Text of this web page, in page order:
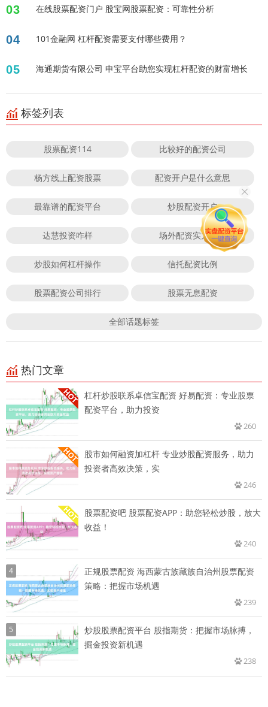
03 在线股票配资门户 股宝网股票配资：可靠性分析
04 101金融网 杠杆配资需要支付哪些费用？
05 海通期货有限公司 申宝平台助您实现杠杆配资的财富增长
标签列表
股票配资114 比较好的配资公司
杨方线上配资股票 配资开户是什么意思
最靠谱的配资平台 炒股配资开户
达慧投资咋样 场外配资实力公司
炒股如何杠杆操作 信托配资比例
股票配资公司排行 股票无息配资
全部话题标签
热门文章
杠杆炒股联系卓信宝配资 好易配资：专业股票
配资平台，助力投资
260
股市如何融资加杠杆 专业炒股配资服务，助力
投资者高效决策，实
246
股票配资吧 股票配资APP：助您轻松炒股，放大
收益！
240
4
正规股票配资 海西蒙古族藏族自治州股票配资
策略：把握市场机遇
239
5
炒股股票配资平台 股指期货：把握市场脉搏，
掘金投资新机遇
238